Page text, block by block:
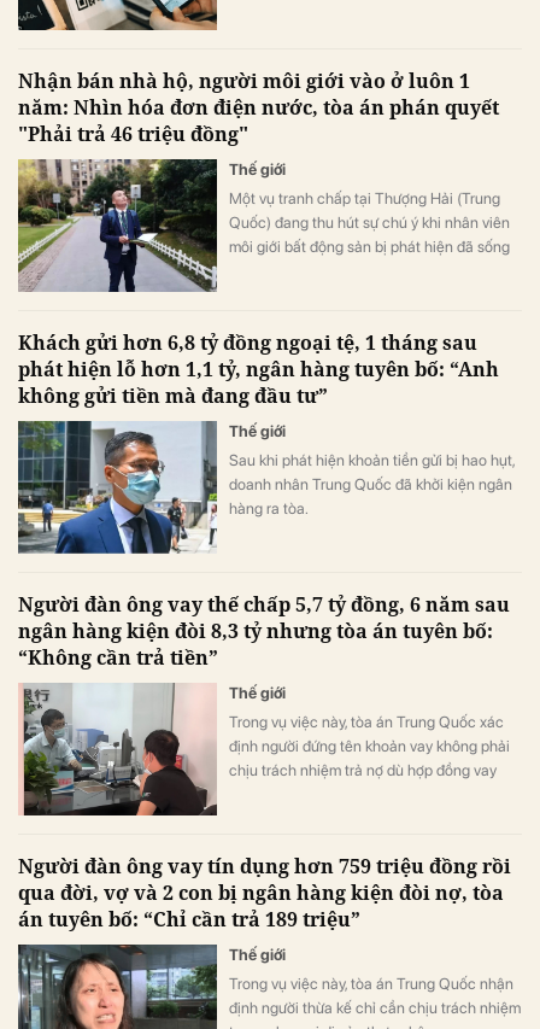
Nhận bán nhà hộ, người môi giới vào ở luôn 1
năm: Nhìn hóa đơn điện nước, tòa án phán quyết
"Phải trả 46 triệu đồng"
Thế giới
Một vụ tranh chấp tại Thượng Hải (Trung
Quốc) đang thu hút sự chú ý khi nhân viên
môi giới bất động sản bị phát hiện đã sống
Khách gửi hơn 6,8 tỷ đồng ngoại tệ, 1 tháng sau
phát hiện lỗ hơn 1,1 tỷ, ngân hàng tuyên bố: “Anh
không gửi tiền mà đang đầu tư”
Thế giới
Sau khi phát hiện khoản tiền gửi bị hao hụt,
doanh nhân Trung Quốc đã khởi kiện ngân
hàng ra tòa.
Người đàn ông vay thế chấp 5,7 tỷ đồng, 6 năm sau
ngân hàng kiện đòi 8,3 tỷ nhưng tòa án tuyên bố:
“Không cần trả tiền”
Thế giới
Trong vụ việc này, tòa án Trung Quốc xác
định người đứng tên khoản vay không phải
chịu trách nhiệm trả nợ dù hợp đồng vay
Người đàn ông vay tín dụng hơn 759 triệu đồng rồi
qua đời, vợ và 2 con bị ngân hàng kiện đòi nợ, tòa
án tuyên bố: “Chỉ cần trả 189 triệu”
Thế giới
Trong vụ việc này, tòa án Trung Quốc nhận
định người thừa kế chỉ cần chịu trách nhiệm